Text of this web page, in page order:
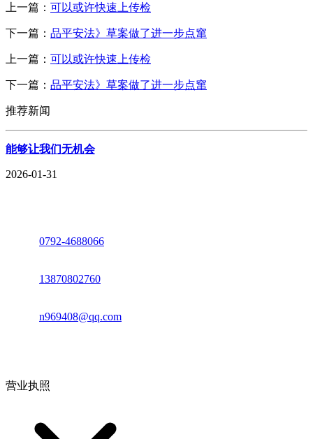
上一篇： 可以或许快速上传检
下一篇： 品平安法》草案做了进一步点窜
上一篇： 可以或许快速上传检
下一篇： 品平安法》草案做了进一步点窜
推荐新闻
能够让我们无机会
2026-01-31
0792-4688066
13870802760
n969408@qq.com
营业执照